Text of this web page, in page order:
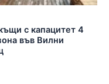
с капацитет 4
във Вилни